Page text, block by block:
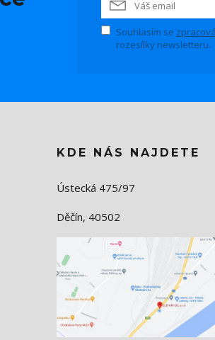
Souhlasím se
rozesílky newsletteru.
KDE NÁS NAJDETE
Ústecká 475/97
Děčín, 40502